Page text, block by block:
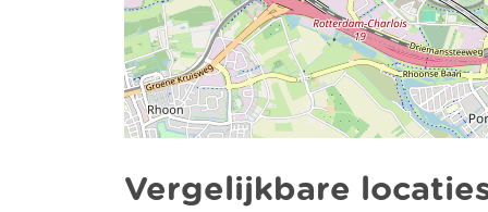
Vergelijkbare